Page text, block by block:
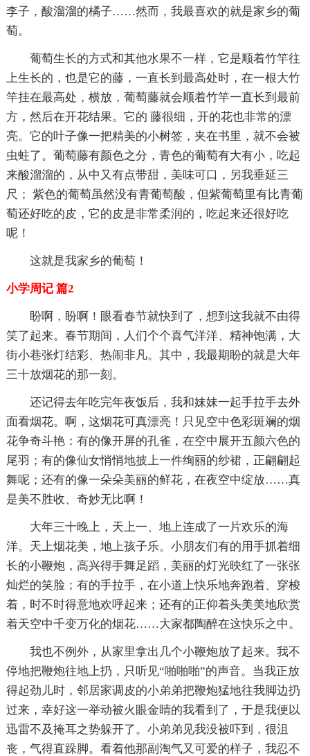
李子，酸溜溜的橘子……然而，我最喜欢的就是家乡的葡
萄。
葡萄生长的方式和其他水果不一样，它是顺着竹竿往
上生长的，也是它的藤，一直长到最高处时，在一根大竹
竿挂在最高处，横放，葡萄藤就会顺着竹竿一直长到最前
方，然后在开花结果。它的 藤很细，开的花也非常的漂
亮。它的叶子像一把精美的小树签，夹在书里，就不会被
虫蛀了。葡萄藤有颜色之分，青色的葡萄有大有小，吃起
来酸溜溜的，从中又有点带甜，美味可口，另我垂延三
尺； 紫色的葡萄虽然没有青葡萄酸，但紫葡萄里有比青葡
萄还好吃的皮，它的皮是非常柔润的，吃起来还很好吃
呢！
这就是我家乡的葡萄！
小学周记 篇2
盼啊，盼啊！眼看春节就快到了，想到这我就不由得
笑了起来。春节期间，人们个个喜气洋洋、精神饱满，大
街小巷张灯结彩、热闹非凡。其中，我最期盼的就是大年
三十放烟花的那一刻。
还记得去年吃完年夜饭后，我和妹妹一起手拉手去外
面看烟花。啊，这烟花可真漂亮！只见空中色彩斑斓的烟
花争奇斗艳：有的像开屏的孔雀，在空中展开五颜六色的
尾羽；有的像仙女悄悄地披上一件绚丽的纱裙，正翩翩起
舞呢；还有的像一朵朵美丽的鲜花，在夜空中绽放……真
是美不胜收、奇妙无比啊！
大年三十晚上，天上一、地上连成了一片欢乐的海
洋。天上烟花美，地上孩子乐。小朋友们有的用手抓着细
长的小鞭炮，高兴得手舞足蹈，美丽的灯光映红了一张张
灿烂的笑脸；有的手拉手，在小道上快乐地奔跑着、穿梭
着，时不时得意地欢呼起来；还有的正仰着头美美地欣赏
着天空中千变万化的烟花……大家都陶醉在这快乐之中。
我也不例外，从家里拿出几个小鞭炮放了起来。我不
停地把鞭炮往地上扔，只听见“啪啪啪”的声音。当我正放
得起劲儿时，邻居家调皮的小弟弟把鞭炮猛地往我脚边扔
过来，幸好这一举动被火眼金睛的我看到了，于是我便以
迅雷不及掩耳之势躲开了。小弟弟见我没被吓到，很沮
丧，气得直跺脚。看着他那副淘气又可爱的样子，我忍不